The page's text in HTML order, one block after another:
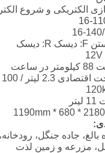
جاده جنگل،
مزرعه و زمین لذت